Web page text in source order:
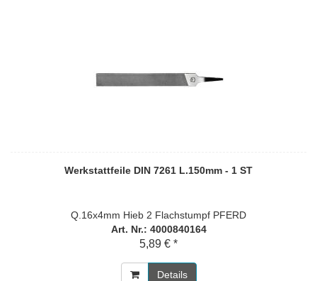
Werkstattfeile DIN 7261 L.150mm - 1 ST
Q.16x4mm Hieb 2 Flachstumpf PFERD
Art. Nr.: 4000840164
5,89 € *
Details